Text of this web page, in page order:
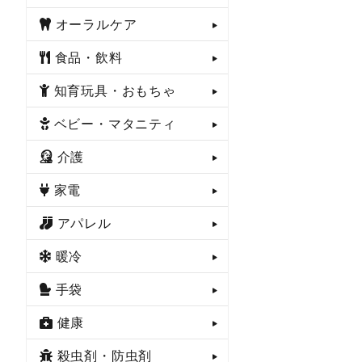
オーラルケア
食品・飲料
知育玩具・おもちゃ
ベビー・マタニティ
介護
家電
アパレル
暖冷
手袋
健康
殺虫剤・防虫剤